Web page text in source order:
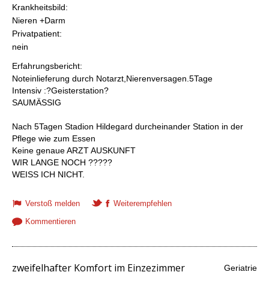
Krankheitsbild:
Nieren +Darm
Privatpatient:
nein
Erfahrungsbericht:
Noteinlieferung durch Notarzt,Nierenversagen.5Tage
Intensiv :?Geisterstation?
SAUMÄSSIG
Nach 5Tagen Stadion Hildegard durcheinander Station in der
Pflege wie zum Essen
Keine genaue ARZT AUSKUNFT
WIR LANGE NOCH ?????
WEISS ICH NICHT.
Verstoß melden
Weiterempfehlen
Kommentieren
zweifelhafter Komfort im Einzezimmer Geriatrie